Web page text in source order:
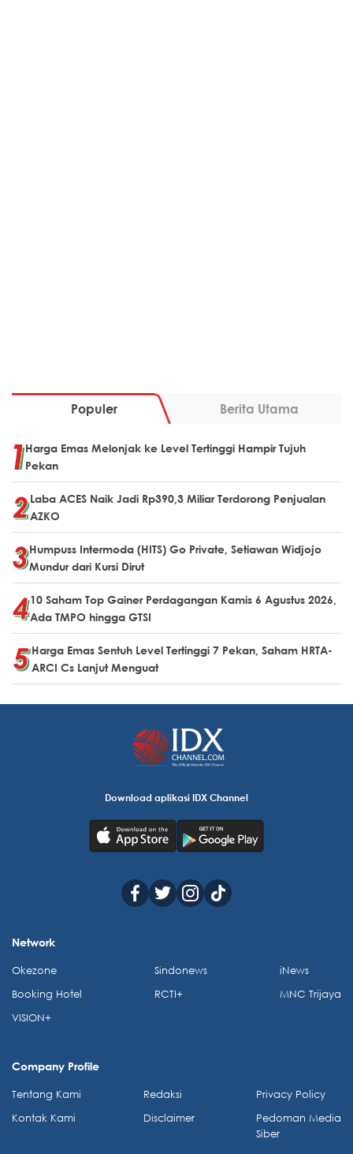
Populer Berita Utama
Harga Emas Melonjak ke Level Tertinggi Hampir Tujuh
Pekan
Laba ACES Naik Jadi Rp390,3 Miliar Terdorong Penjualan
AZKO
Humpuss Intermoda (HITS) Go Private, Setiawan Widjojo
Mundur dari Kursi Dirut
10 Saham Top Gainer Perdagangan Kamis 6 Agustus 2026,
Ada TMPO hingga GTSI
Harga Emas Sentuh Level Tertinggi 7 Pekan, Saham HRTA-
ARCI Cs Lanjut Menguat
Download aplikasi IDX Channel
Network
Okezone
Booking Hotel
VISION+
Sindonews
RCTI+
iNews
MNC Trijaya
Company Profile
Tentang Kami
Kontak Kami
Redaksi
Disclaimer
Privacy Policy
Pedoman Media
Siber